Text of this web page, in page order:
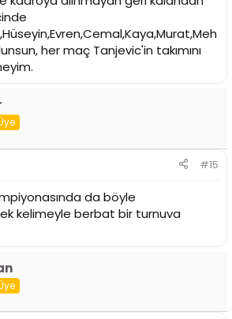
her maç Tanjevic'in takımını
#15
da böyle
kelimeyle berbat bir turnuva